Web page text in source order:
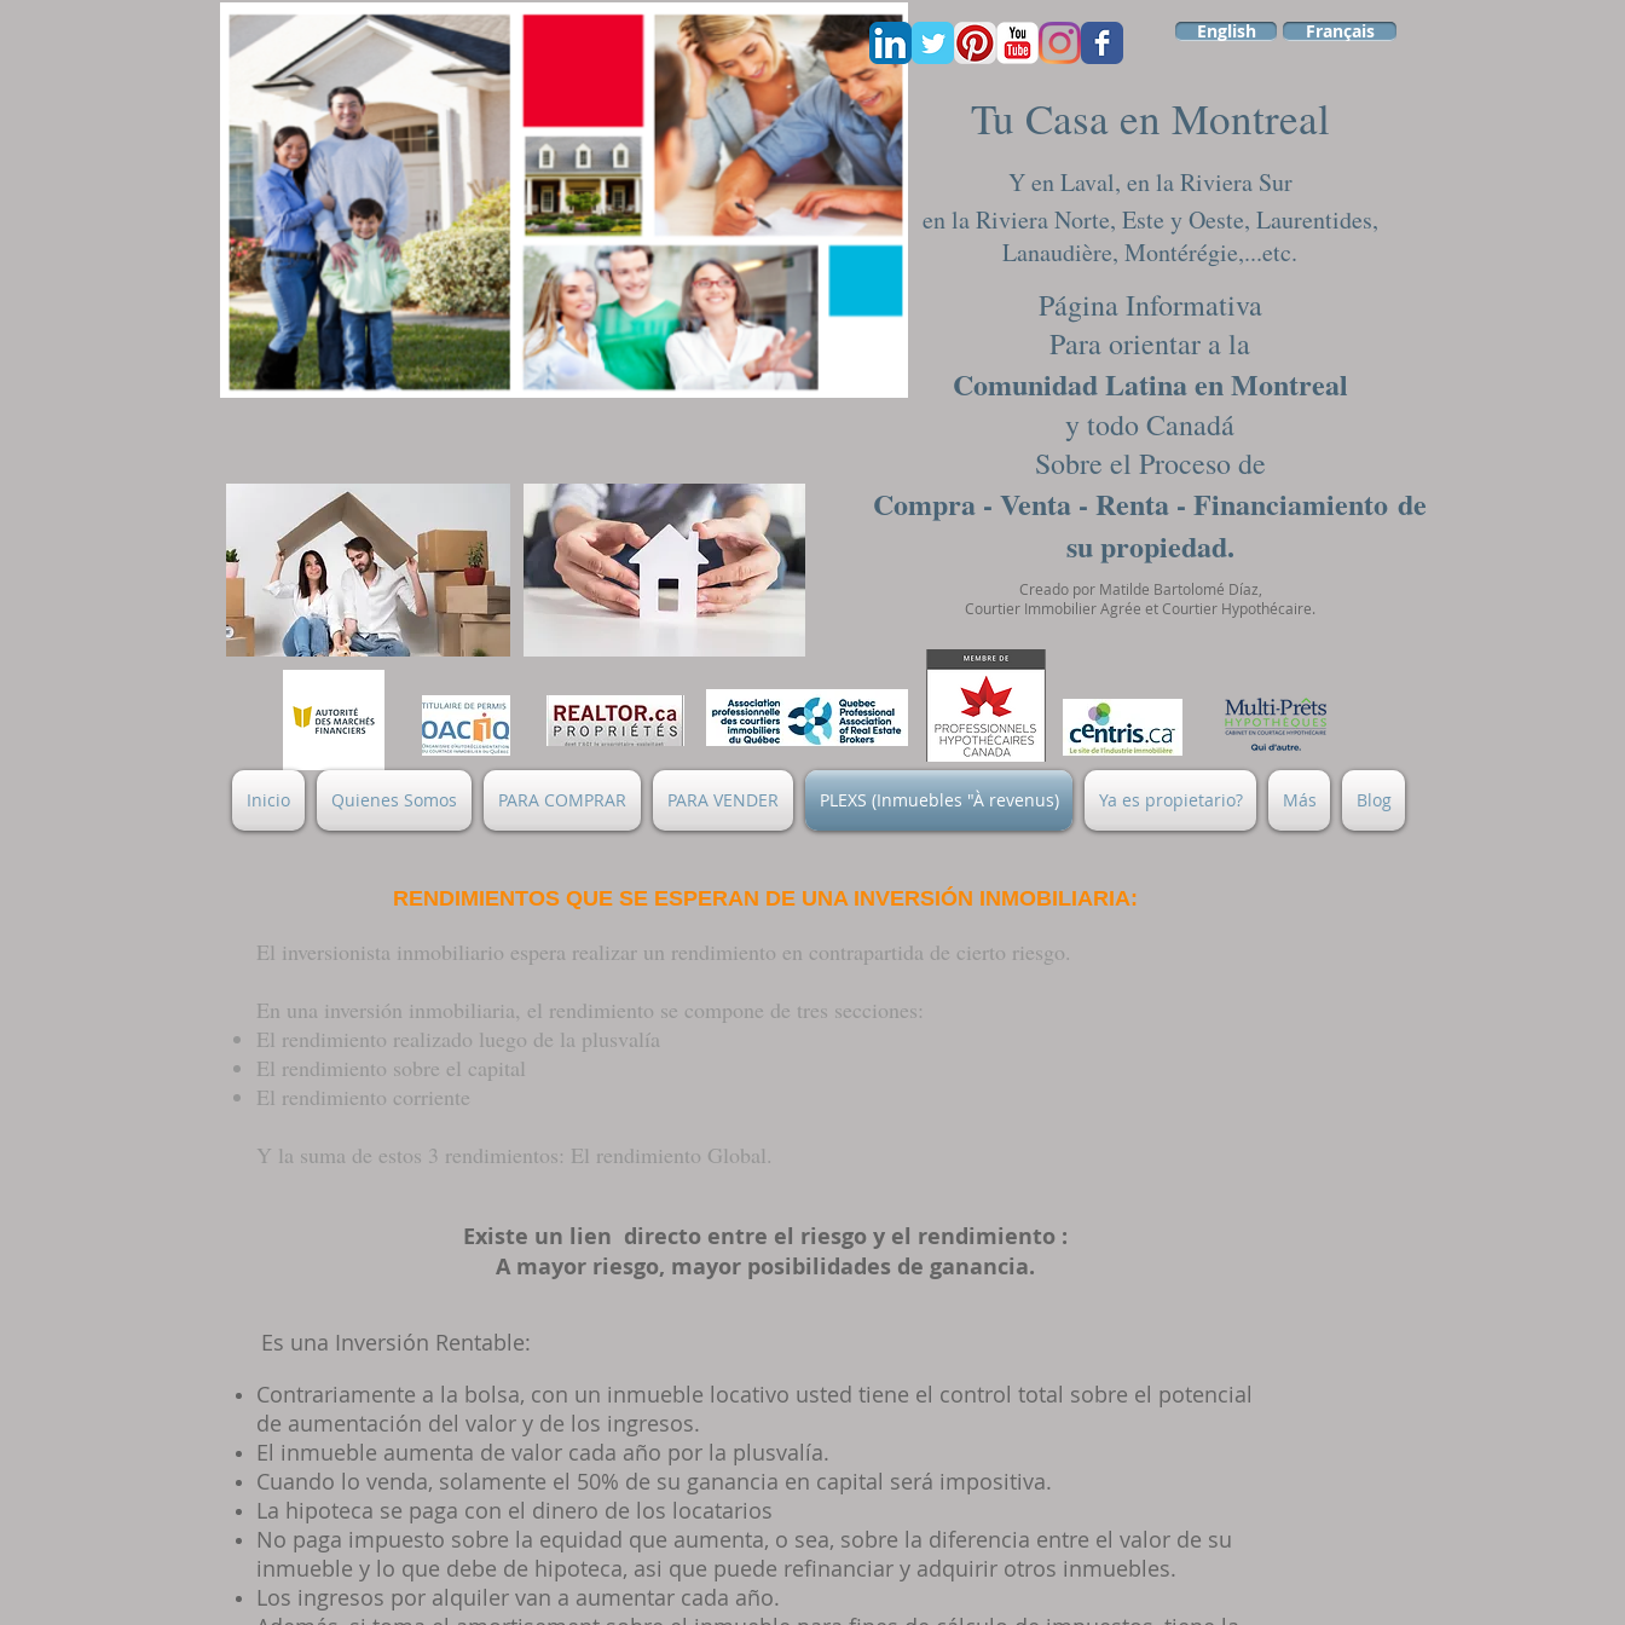
English Français
Tu Casa en Montreal
Y en Laval, en la Riviera Sur
en la Riviera Norte, Este y Oeste, Laurentides,
Lanaudière, Montérégie,...etc.
Página Informativa
Para orientar a la
Comunidad Latina en Montreal
y todo Canadá
Sobre el Proceso de
Compra - Venta - Renta - Financiamiento de
su propiedad.
Creado por Matilde Bartolomé Díaz,
Courtier Immobilier Agrée et Courtier Hypothécaire.
Inicio Quienes Somos PARA COMPRAR PARA VENDER PLEXS (Inmuebles "À revenus) Ya es propietario? Más Blog
RENDIMIENTOS QUE SE ESPERAN DE UNA INVERSIÓN INMOBILIARIA:
El inversionista inmobiliario espera realizar un rendimiento en contrapartida de cierto riesgo.
En una inversión inmobiliaria, el rendimiento se compone de tres secciones:
El rendimiento realizado luego de la plusvalía
El rendimiento sobre el capital
El rendimiento corriente
Y la suma de estos 3 rendimientos: El rendimiento Global.
Existe un lien directo entre el riesgo y el rendimiento :
A mayor riesgo, mayor posibilidades de ganancia.
Es una Inversión Rentable:
Contrariamente a la bolsa, con un inmueble locativo usted tiene el control total sobre el potencial
de aumentación del valor y de los ingresos.
El inmueble aumenta de valor cada año por la plusvalía.
Cuando lo venda, solamente el 50% de su ganancia en capital será impositiva.
La hipoteca se paga con el dinero de los locatarios
No paga impuesto sobre la equidad que aumenta, o sea, sobre la diferencia entre el valor de su
inmueble y lo que debe de hipoteca, asi que puede refinanciar y adquirir otros inmuebles.
Los ingresos por alquiler van a aumentar cada año.